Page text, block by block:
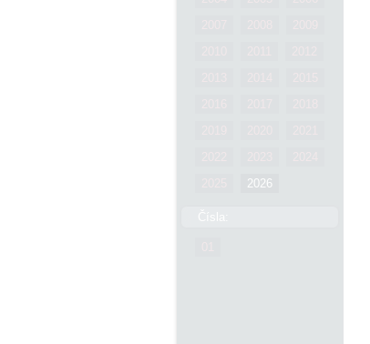
2026
Čísla: